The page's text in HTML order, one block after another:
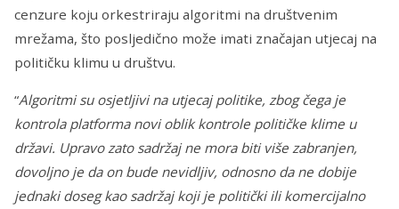
cenzure koju orkestriraju algoritmi na društvenim
mrežama, što posljedično može imati značajan utjecaj na
političku klimu u društvu.
“Algoritmi su osjetljivi na utjecaj politike, zbog čega je
kontrola platforma novi oblik kontrole političke klime u
državi. Upravo zato sadržaj ne mora biti više zabranjen,
dovoljno je da on bude nevidljiv, odnosno da ne dobije
jednaki doseg kao sadržaj koji je politički ili komercijalno